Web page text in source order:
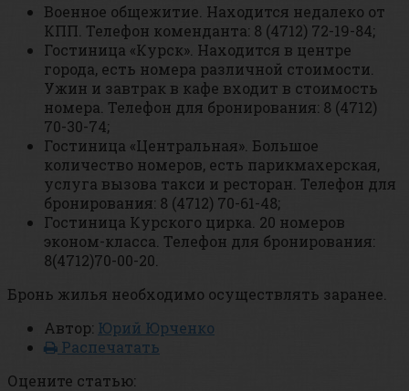
Военное общежитие. Находится недалеко от
КПП. Телефон коменданта: 8 (4712) 72-19-84;
Гостиница «Курск». Находится в центре
города, есть номера различной стоимости.
Ужин и завтрак в кафе входит в стоимость
номера. Телефон для бронирования: 8 (4712)
70-30-74;
Гостиница «Центральная». Большое
количество номеров, есть парикмахерская,
услуга вызова такси и ресторан. Телефон для
бронирования: 8 (4712) 70-61-48;
Гостиница Курского цирка. 20 номеров
эконом-класса. Телефон для бронирования:
8(4712)70-00-20.
Бронь жилья необходимо осуществлять заранее.
Автор: Юрий Юрченко
Распечатать
Оцените статью: